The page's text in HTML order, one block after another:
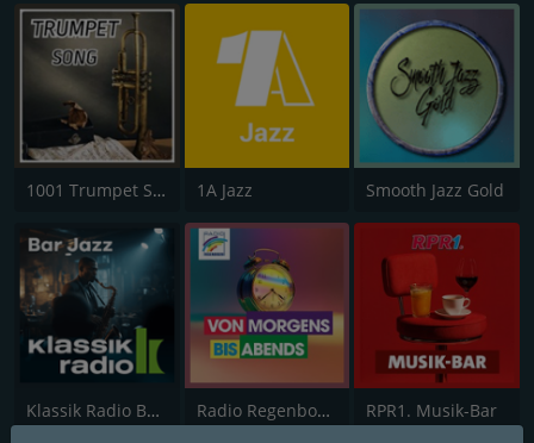
1001 Trumpet Song 1A Jazz Smooth Jazz Gold
Klassik Radio Bar Jazz Radio Regenbogen Von Morgens bis Abends RPR1. Musik-Bar